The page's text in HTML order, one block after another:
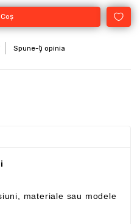
Spune-ţi opinia
materiale sau modele